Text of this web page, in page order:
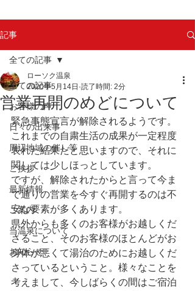
記事
全ての記事
お客様の声
日々の出来事
周辺地域の催し等
ご挨拶
最新情報
ご案内
当温泉について
お知らせ
全ての記事
営業再開のめどについて
ローソク温泉
2020年5月14日 読了時間: 2分
緊急事態宣言が解除されるようです。
これまでの自粛生活の成果が一定程度
表れた結果だと思いますので、それに
関しては少しほっとしています。
ですが、解除されたからと言って今ま
で通りの営業を今すぐ再開するのは不
安な要素が多くあります。
県外からも多くのお客様がお越しくだ
さること、そのお客様のほとんどがお
身体が悪くて湯治のためにお越しくだ
さっているということ。様々なことを
考えまして、今しばらくの間はご宿泊